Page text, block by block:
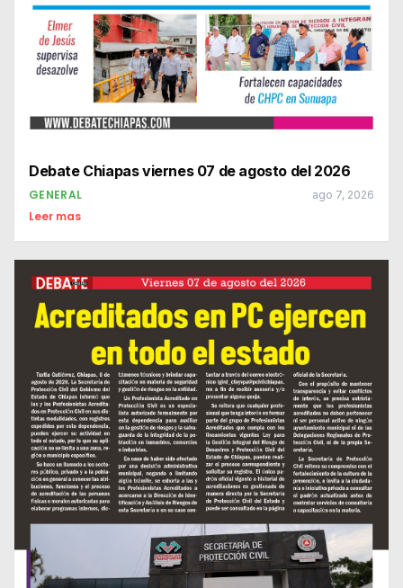
Debate Chiapas viernes 07 de agosto del 2026
GENERAL ago 7, 2026
Leer mas